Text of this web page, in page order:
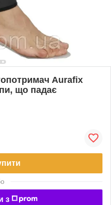
Aurafix
що падає
з